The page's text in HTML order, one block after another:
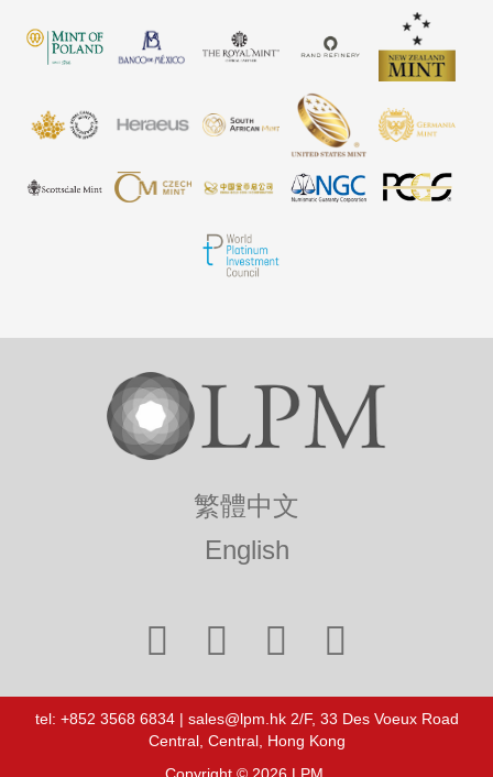
繁體中文
English
tel: +852 3568 6834 | sales@lpm.hk 2/F, 33 Des Voeux Road
Central, Central, Hong Kong